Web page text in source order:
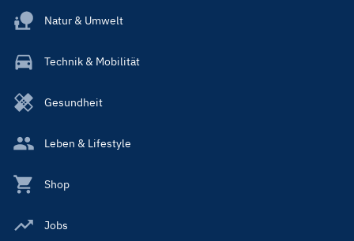
Natur & Umwelt
Technik & Mobilität
Gesundheit
Leben & Lifestyle
Shop
Jobs